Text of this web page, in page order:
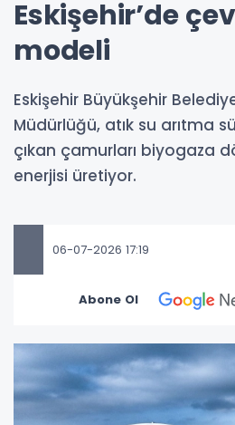
Eskişehir’de
modeli
Eskişehir Büyükşehir
Müdürlüğü, atık su arıtma
çıkan çamurları biyogaza
enerjisi üretiyor.
06-07-2026 17:19
Abone Ol